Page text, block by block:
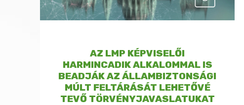
AZ LMP KÉPVISELŐI
HARMINCADIK ALKALOMMAL IS
BEADJÁK AZ ÁLLAMBIZTONSÁGI
MÚLT FELTÁRÁSÁT LEHETŐVÉ
TEVŐ TÖRVÉNYJAVASLATUKAT